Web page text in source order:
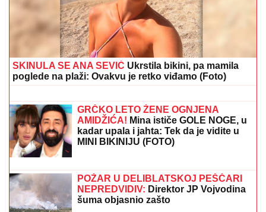
"NE UMIRE SE ZA LJUDIMA KOJI SU PUCALI U
TEBE"Brutalno oglašavanje Jovane Jeremić 5 dana
nakon veridbe Dragana Stankovića: "Znali su šta
rade"
NAŠ GLUMAC (65) OŽENIO 32
GODINE MLAĐU KOLEGINICU
sada pokazala čime se bavi pored
glume
"SVAKO ĆE IMATI PRAVO DA
POGREŠI"Otac Nemanje Gudelja se
je sve jasno